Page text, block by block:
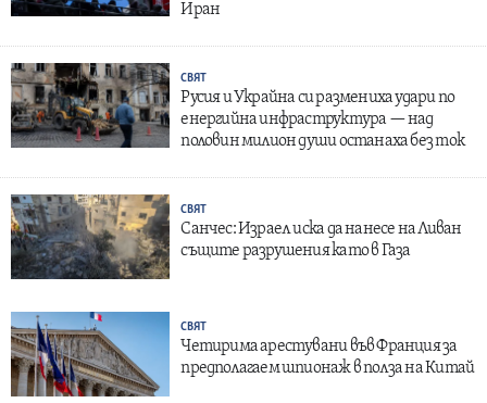
Иран
СВЯТ
Русия и Украйна си размениха удари по
енергийна инфраструктура — над
половин милион души останаха без ток
СВЯТ
Санчес: Израел иска да нанесе на Ливан
същите разрушения като в Газа
СВЯТ
Четирима арестувани във Франция за
предполагаем шпионаж в полза на Китай